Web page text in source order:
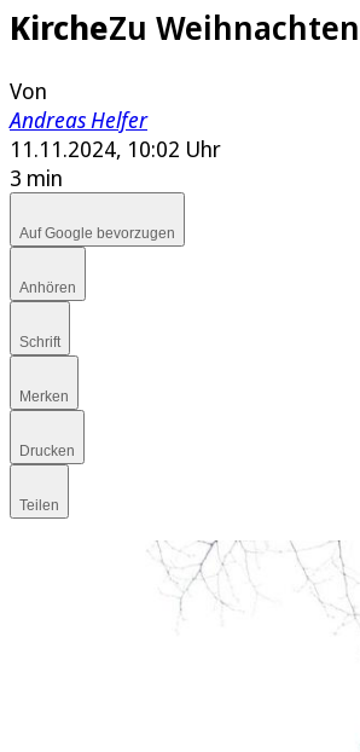
KircheZu
Von
Andreas Helfer
11.11.2024, 10:02 Uhr
3 min
Auf Google bevorzugen
Anhören
Schrift
Merken
Drucken
Teilen